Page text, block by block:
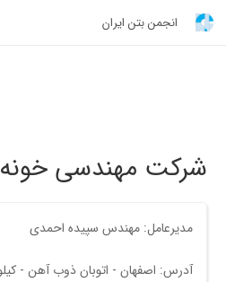
انجمن بتن ایران
شرکت مهندسی خونه
مدیرعامل: مهندس سپیده احمدی